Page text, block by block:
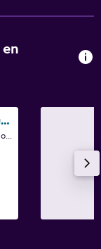
Hotel Schumacher Düsseldorf